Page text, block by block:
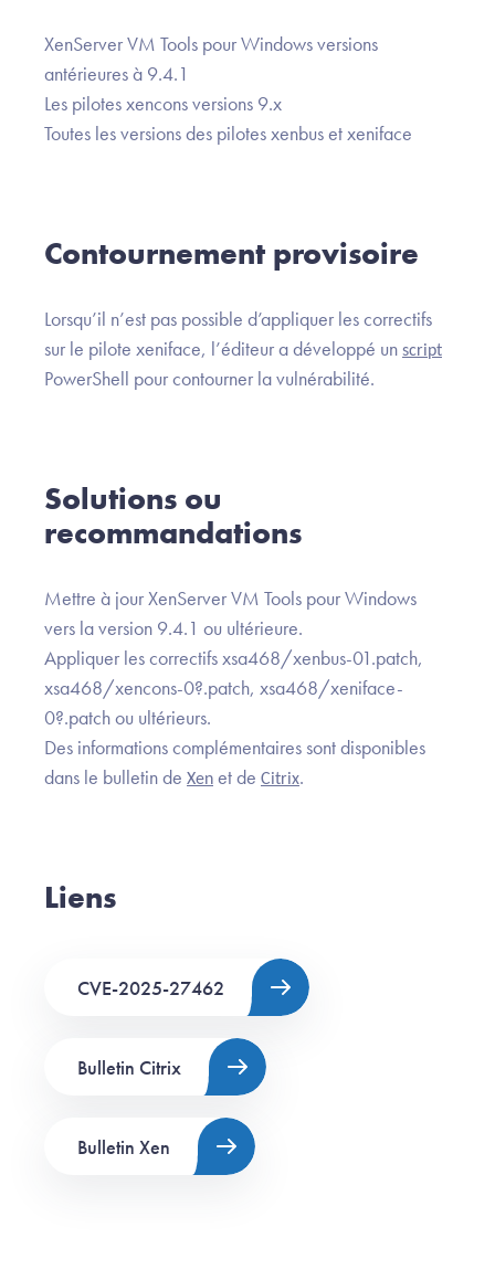
XenServer VM Tools pour Windows versions
antérieures à 9.4.1
Les pilotes xencons versions 9.x
Toutes les versions des pilotes xenbus et xeniface
Contournement provisoire
Lorsqu’il n’est pas possible d’appliquer les correctifs
sur le pilote xeniface, l’éditeur a développé un script
PowerShell pour contourner la vulnérabilité.
Solutions ou
recommandations
Mettre à jour XenServer VM Tools pour Windows
vers la version 9.4.1 ou ultérieure.
Appliquer les correctifs xsa468/xenbus-01.patch,
xsa468/xencons-0?.patch, xsa468/xeniface-
0?.patch ou ultérieurs.
Des informations complémentaires sont disponibles
dans le bulletin de Xen et de Citrix.
Liens
CVE-2025-27462
Bulletin Citrix
Bulletin Xen